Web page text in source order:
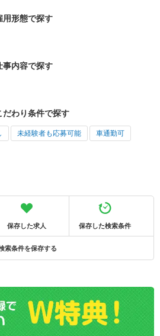
用形態で探す
事内容で探す
だわり条件で探す
未経験者も応募可能 車通勤可
保存した求人 保存した検索条件
索条件を保存する